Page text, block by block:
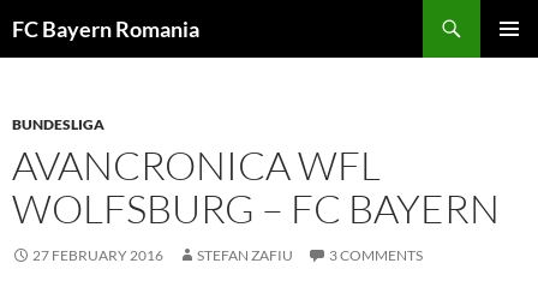
toFC Bayern Romania
BUNDESLIGA
AVANCRONICA WFL
WOLFSBURG – FC BAYERN
27 FEBRUARY 2016 STEFAN ZAFIU 3 COMMENTS